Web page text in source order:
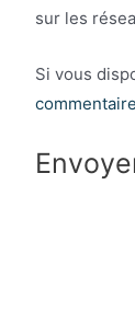
sur les
Si vous